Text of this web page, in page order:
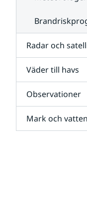
Radar och
Väder till havs
Observationer
Mark och vatten